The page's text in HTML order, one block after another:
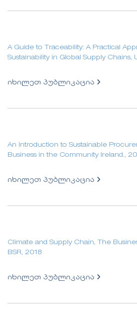
A Guide to Traceability: A Practical
Sustainability in Global Supply Chains,
იხილეთ პუბლიკაცია
An Introduction to Sustainable
Business in the Community Ireland.,
იხილეთ პუბლიკაცია
Climate and Supply Chain, The
BSR, 2018
იხილეთ პუბლიკაცია